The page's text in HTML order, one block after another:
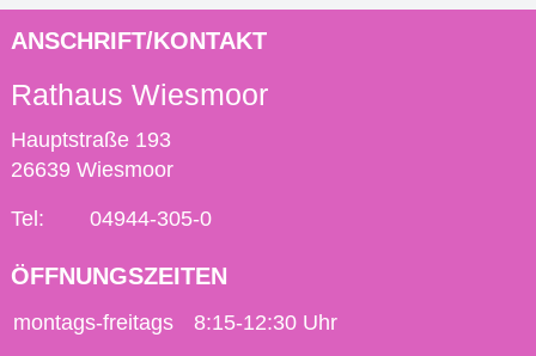
ANSCHRIFT/KONTAKT
Rathaus Wiesmoor
Hauptstraße 193
26639 Wiesmoor
Tel: 04944-305-0
ÖFFNUNGSZEITEN
montags-freitags
8:15-12:30 Uhr